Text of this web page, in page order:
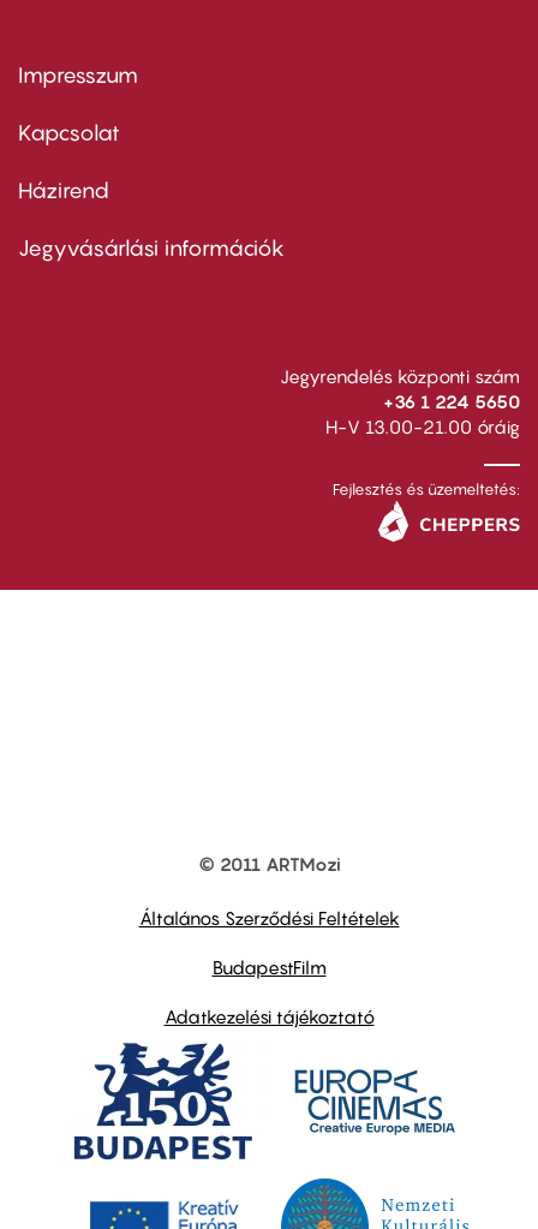
Footer
first
Impresszum
Kapcsolat
Footer
second
Házirend
Jegyvásárlási információk
Jegyrendelés központi szám
+36 1 224 5650
H-V 13.00-21.00 óráig
Fejlesztés és üzemeltetés:
© 2011 ARTMozi
Általános Szerződési Feltételek
BudapestFilm
Adatkezelési tájékoztató